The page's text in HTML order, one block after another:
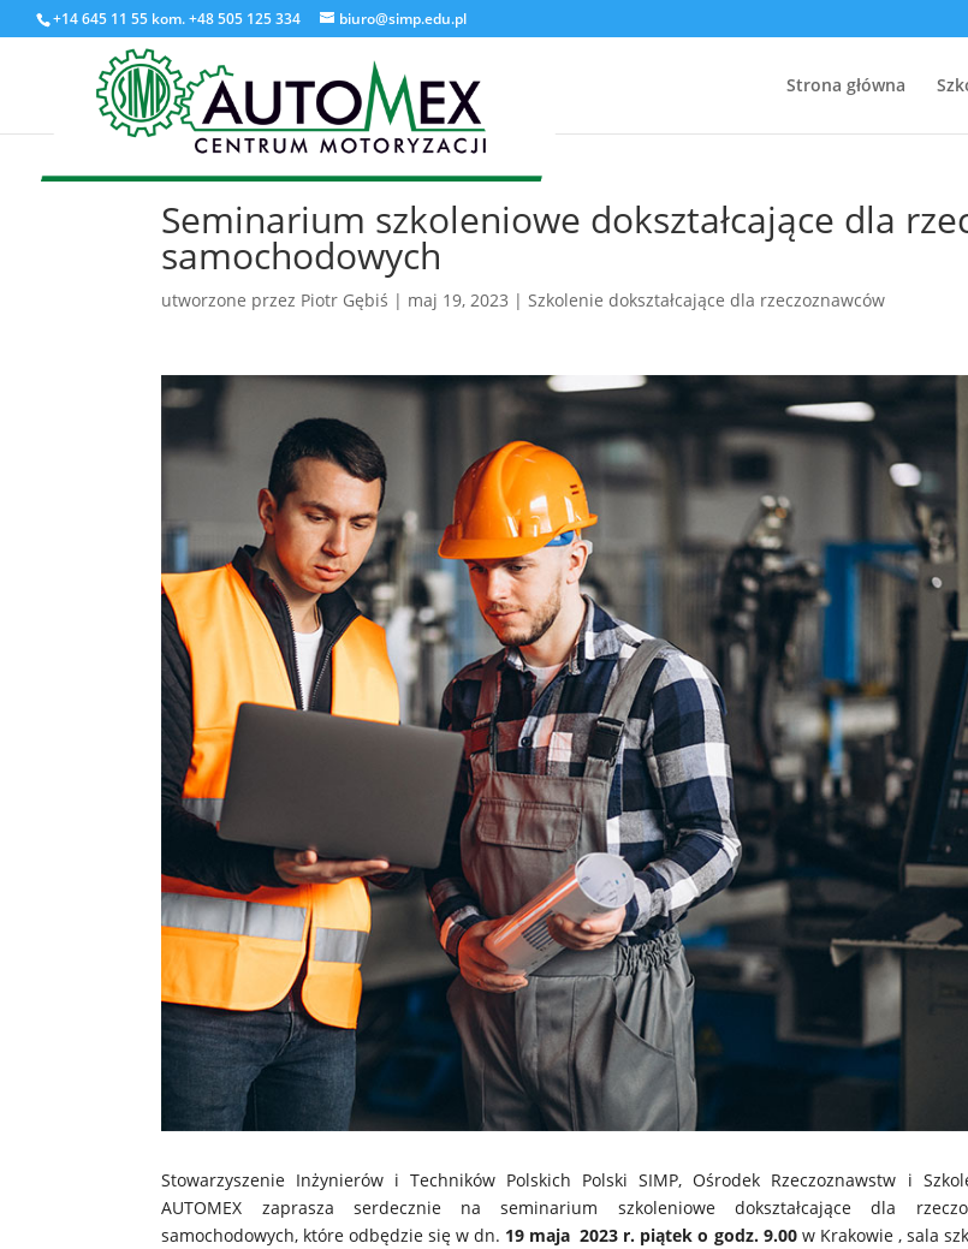
+14 645 11 55 kom. +48 505 125 334 biuro@simp.edu.pl
Strona główna
Seminarium szkoleniowe dokształcające dla
samochodowych
utworzone przez Piotr Gębiś | maj 19, 2023 |Szkolenie dokształcające dla rzeczoznawców
Stowarzyszenie Inżynierów i Techników Polskich Polski SIMP, Ośrodek Rzeczoznawstw i
AUTOMEX zaprasza serdecznie na seminarium szkoleniowe dokształcające dla
samochodowych, które odbędzie się w dn. 19 maja 2023 r. piątek o godz. 9.00 w Krakowie , sala